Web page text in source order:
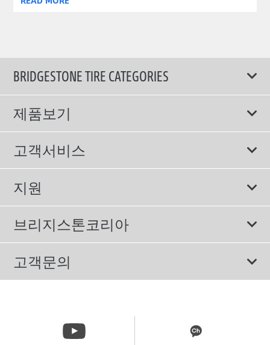
BRIDGESTONE TIRE CATEGORIES
제품보기
모두
스포츠 타이어
컴포트 타이어
친환경 타이어
SUV/RV 타이어
겨울용 타이어
고객서비스
보증서비스
에너지소비효율등급제도
지원
이용약관
개인정보처리방침
브리지스톤코리아
회사소개
올림픽활동
뉴스릴리즈
고객문의